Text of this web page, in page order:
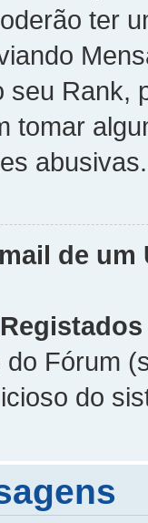
ter
seu Rank,
tomar
abusivas.
de um
Fórum
do